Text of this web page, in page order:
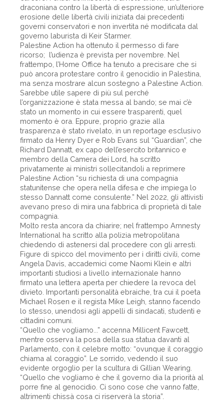
draconiana contro la libertà di espressione, un’ulteriore
erosione delle libertà civili iniziata dai precedenti
governi conservatori e non invertita né modificata dal
governo laburista di Keir Starmer.
Palestine Action ha ottenuto il permesso di fare
ricorso; l’udienza è prevista per novembre. Nel
frattempo, l’Home Office ha tenuto a precisare che si
può ancora protestare contro il genocidio in Palestina,
ma senza mostrare alcun sostegno a Palestine Action.
Sarebbe utile sapere di più sul perché
l’organizzazione è stata messa al bando; se mai c’è
stato un momento in cui essere trasparenti, quel
momento è ora. Eppure, proprio grazie alla
trasparenza è stato rivelato, in un reportage esclusivo
firmato da Henry Dyer e Rob Evans sul “Guardian”, che
Richard Dannatt, ex capo dell’esercito britannico e
membro della Camera dei Lord, ha scritto
privatamente ai ministri sollecitandoli a reprimere
Palestine Action “su richiesta di una compagnia
statunitense che opera nella difesa e che impiega lo
stesso Dannatt come consulente.” Nel 2022, gli attivisti
avevano preso di mira una fabbrica di proprietà di tale
compagnia.
Molto resta ancora da chiarire; nel frattempo Amnesty
International ha scritto alla polizia metropolitana
chiedendo di astenersi dal procedere con gli arresti.
Figure di spicco del movimento per i diritti civili, come
Angela Davis, accademici come Naomi Klein e altri
importanti studiosi a livello internazionale hanno
firmato una lettera aperta per chiedere la revoca del
divieto. Importanti personalità ebraiche, tra cui il poeta
Michael Rosen e il regista Mike Leigh, stanno facendo
lo stesso, unendosi agli appelli di sindacati, studenti e
cittadini comuni.
“Quello che vogliamo...” accenna Millicent Fawcett,
mentre osserva la posa della sua statua davanti al
Parlamento, con il celebre motto: “ovunque il coraggio
chiama al coraggio”. Le sorrido, vedendo il suo
evidente orgoglio per la scultura di Gillian Wearing.
“Quello che vogliamo è che il governo dia la priorità al
porre fine al genocidio. Ci sono cose che vanno fatte,
altrimenti chissà cosa ci riserverà la storia”.